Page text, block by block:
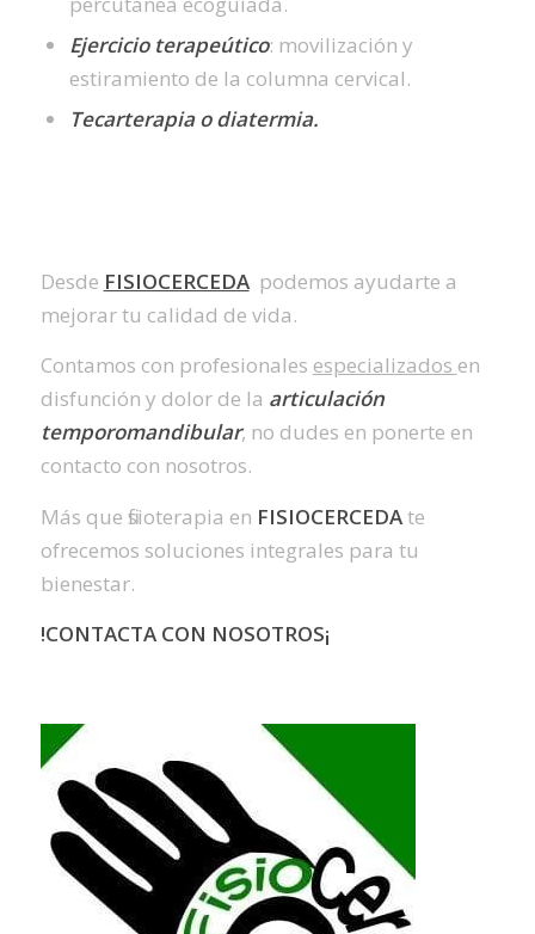
Ejercicio terapeútico: movilización y
estiramiento de la columna cervical.
Tecarterapia o diatermia.
Desde FISIOCERCEDApodemos ayudarte a
mejorar tu calidad de vida.
Contamos con profesionales especializados en
disfunción y dolor de la articulación
temporomandibular, no dudes en ponerte en
contacto con nosotros.
Más que fisioterapia en FISIOCERCEDAte
ofrecemos soluciones integrales para tu
bienestar.
!CONTACTA CON NOSOTROS¡